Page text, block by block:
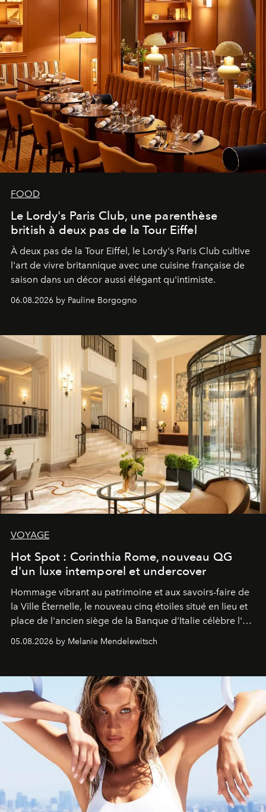
FOOD
Le Lordy's Paris Club, une parenthèse
british à deux pas de la Tour Eiffel
À deux pas de la Tour Eiffel, le Lordy's Paris Club cultive
l'art de vivre britannique avec une cuisine française de
saison dans un décor aussi élégant qu'intimiste.
06.08.2026 by Pauline Borgogno
VOYAGE
Hot Spot : Corinthia Rome, nouveau QG
d'un luxe intemporel et undercover
Hommage vibrant au patrimoine et aux savoirs-faire de
la Ville Éternelle, le nouveau cinq étoiles situé en lieu et
place de l'ancien siège de la Banque d'Italie célèbre l'art
de vivre Romain dans toute son élégance intemporelle.
05.08.2026 by Melanie Mendelewitsch